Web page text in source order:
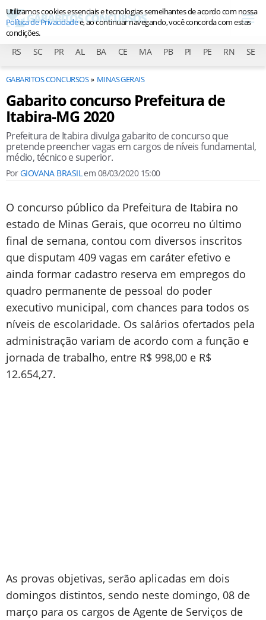
RS SC PR AL BA CE MA PB PI PE RN SE
GABARITOS CONCURSOS MINAS GERAIS
Gabarito concurso Prefeitura de
Itabira-MG 2020
Prefeitura de Itabira divulga gabarito de concurso que
pretende preencher vagas em cargos de níveis fundamental,
médio, técnico e superior.
PorGIOVANA BRASILem 08/03/2020 15:00
O concurso público da Prefeitura de Itabira no
estado de Minas Gerais, que ocorreu no último
final de semana, contou com diversos inscritos
que disputam 409 vagas em caráter efetivo e
ainda formar cadastro reserva em empregos do
quadro permanente de pessoal do poder
executivo municipal, com chances para todos os
níveis de escolaridade. Os salários ofertados pela
administração variam de acordo com a função e
jornada de trabalho, entre R$ 998,00 e R$
12.654,27.
As provas objetivas, serão aplicadas em dois
domingos distintos, sendo neste domingo, 08 de
março para os cargos de Agente de Serviços de
Utilizamos cookies essenciais e tecnologias semelhantes de acordo com nossa
Política de Privacidadee, ao continuar navegando, você concorda com estas
condições.